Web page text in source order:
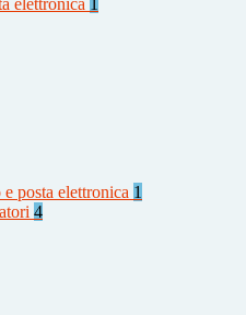
elettronica 1
posta elettronica 1
4